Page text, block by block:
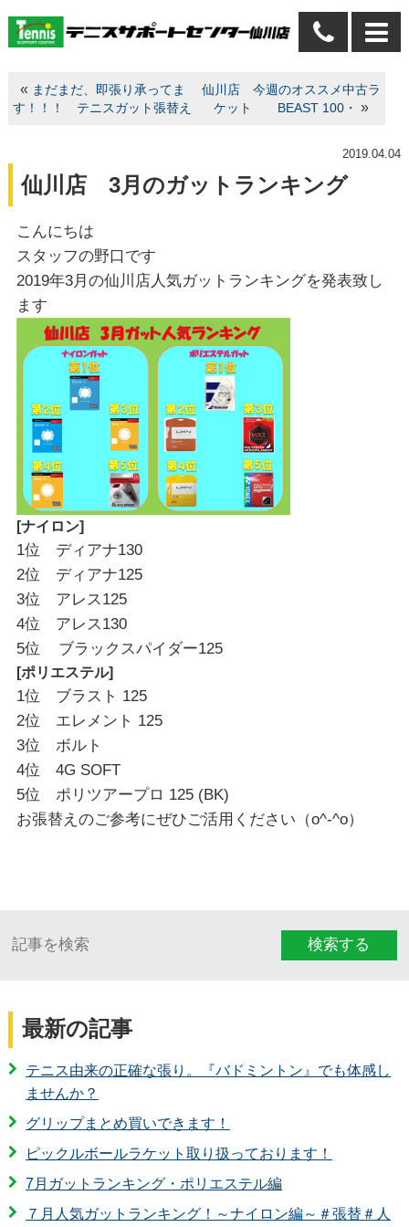
« まだまだ、即張り承ってま
す！！！ テニスガット張替え
仙川店 今週のオススメ中古ラ
ケット BEAST 100・ »
2019.04.04
仙川店 3月のガットランキング
こんにちは
スタッフの野口です
2019年3月の仙川店人気ガットランキングを発表致し
ます
[ナイロン]
1位 ディアナ130
2位 ディアナ125
3位 アレス125
4位 アレス130
5位 ブラックスパイダー125
[ポリエステル]
1位 ブラスト 125
2位 エレメント 125
3位 ボルト
4位 4G SOFT
5位 ポリツアープロ 125 (BK)
お張替えのご参考にぜひご活用ください（o^-^o）
検索する
最新の記事
テニス由来の正確な張り。『バドミントン』でも体感し
ませんか？
グリップまとめ買いできます！
ピックルボールラケット取り扱っております！
7月ガットランキング・ポリエステル編
７月人気ガットランキング！～ナイロン編～＃張替＃人